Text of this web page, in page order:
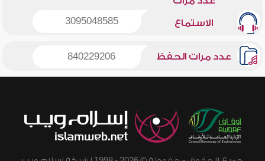
الاستماع 3095048585
عدد مرات الحفظ 840229206